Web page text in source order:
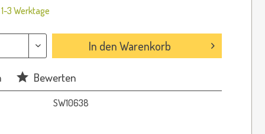
3 Werktage
In denWarenkorb
Bewerten
SW10638